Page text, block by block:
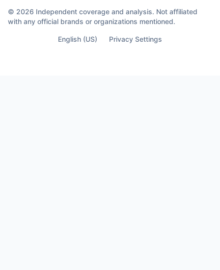
© 2026 Independent coverage and analysis. Not affiliated
with any official brands or organizations mentioned.
English (US) Privacy Settings